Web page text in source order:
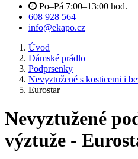
Po–Pá 7:00–13:00 hod.
608 928 564
info@ekapo.cz
Úvod
Dámské prádlo
Podprsenky
Nevyztužené s kosticemi i
Eurostar
Nevyztužené
výztuže -